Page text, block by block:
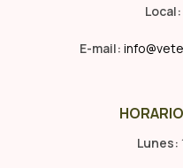
Local:
E-mail:
Lunes: